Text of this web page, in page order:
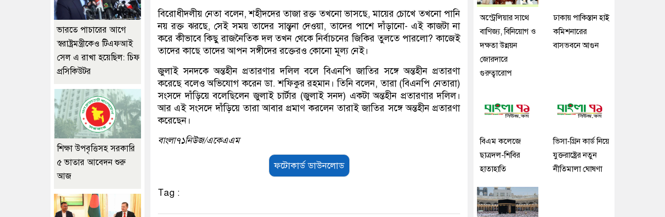
বিরোধীদলীয় নেতা বলেন, শহীদদের তাজা রক্ত তখনো ভাসছে, মায়ের চোখে তখনো পানি
নয় রক্ত ঝরছে, সেই সময় তাদের সান্ত্বনা দেওয়া, তাদের পাশে দাঁড়ানো- এই কাজটা না
করে কীভাবে কিছু রাজনৈতিক দল তখন থেকে নির্বাচনের জিকির তুলতে পারলো? কাজেই
তাদের কাছে তাদের আপন সঙ্গীদের রক্তেরও কোনো মূল্য নেই।
জুলাই সনদকে অন্তহীন প্রতারণার দলিল বলে বিএনপি জাতির সঙ্গে অন্তহীন প্রতারণা
করেছে বলেও অভিযোগ করেন ডা. শফিকুর রহমান। তিনি বলেন, তারা (বিএনপি নেতারা)
সংসদে দাঁড়িয়ে বলেছিলেন জুলাই চার্টার (জুলাই সনদ) একটা অন্তহীন প্রতারণার দলিল।
আর এই সংসদে দাঁড়িয়ে তারা আবার প্রমাণ করলেন তারাই জাতির সঙ্গে অন্তহীন প্রতারণা
করেছেন।
বাংলা৭১নিউজ/একেএএম
ফটোকার্ড ডাউনলোড
Tag :
ভারতে পাচারের আগে
স্বরাষ্ট্রমন্ত্রীকেও টিএফআই
সেল এ রাখা হয়েছিল: চিফ
প্রসিকিউটর
শিক্ষা উপবৃত্তিসহ সরকারি
৫ ভাতার আবেদন শুরু
আজ
অস্ট্রেলিয়ার সাথে
বাণিজ্য, বিনিয়োগ ও
দক্ষতা উন্নয়ন
জোরদারে
গুরুত্বারোপ
ঢাকায় পাকিস্তান হাই
কমিশনারের
বাসভবনে আগুন
বিএম কলেজে
ছাত্রদল-শিবির
হাতাহাতি
ভিসা-গ্রিন কার্ড নিয়ে
যুক্তরাষ্ট্রের নতুন
নীতিমালা ঘোষণা